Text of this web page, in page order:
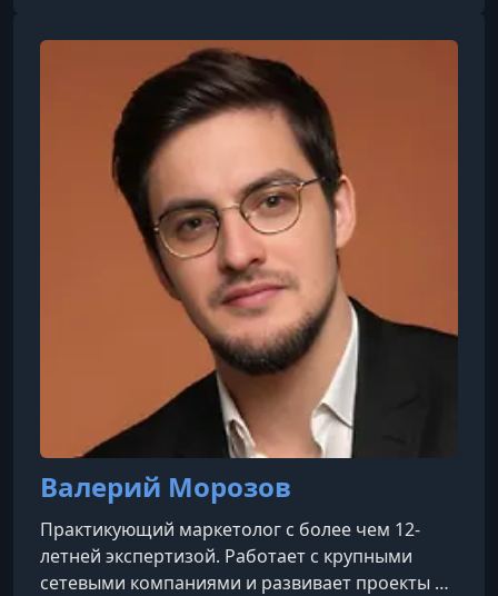
Валерий Морозов
Практикующий маркетолог с более чем 12-
летней экспертизой. Работает с крупными
сетевыми компаниями и развивает проекты в